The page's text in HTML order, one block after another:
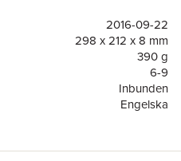
nothing like they thought it
all other cows...
2016-09-22
298 x 212 x 8 mm
390 g
6-9
Inbunden
Engelska
Bokförlaget K&R